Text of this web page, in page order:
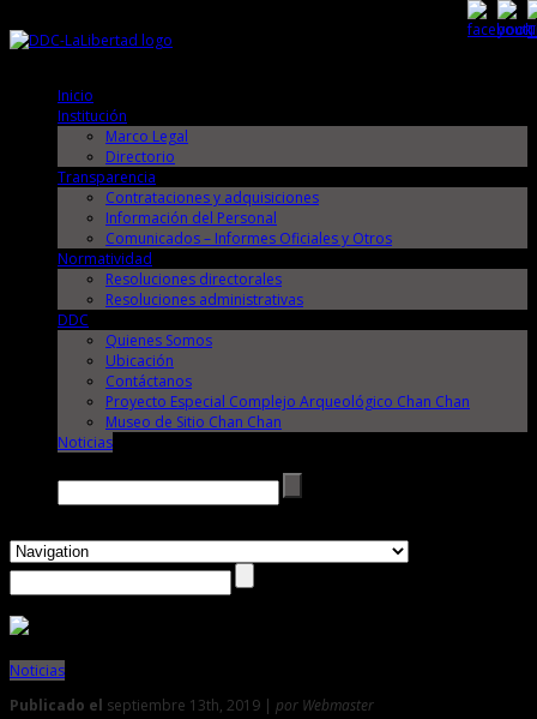
Inicio
Institución
Marco Legal
Directorio
Transparencia
Contrataciones y adquisiciones
Información del Personal
Comunicados – Informes Oficiales y Otros
Normatividad
Resoluciones directorales
Resoluciones administrativas
DDC
Quienes Somos
Ubicación
Contáctanos
Proyecto Especial Complejo Arqueológico Chan Chan
Museo de Sitio Chan Chan
Noticias
Noticias
Publicado el septiembre 13th, 2019 | por Webmaster